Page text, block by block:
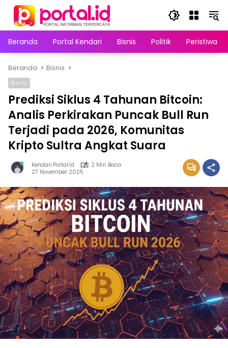
Langsung
konten
Beranda
Portal Kendari Bisnis Politik Peristiwa
Beranda Bisnis
Bisnis
Prediksi Siklus 4 Tahunan Bitcoin:
Analis Perkirakan Puncak Bull Run
Terjadi pada 2026, Komunitas
Kripto Sultra Angkat Suara
Kendari.portal.id
2 Min Baca
27 November 2025